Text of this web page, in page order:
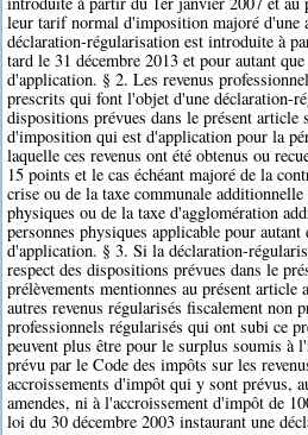
leur tarif normal d'imposition majoré d'une
déclaration-régularisation est introduite à
tard le 31 décembre 2013 et pour autant
d'application. § 2. Les revenus
prescrits qui font l'objet d'une déclaration-
dispositions prévues dans le présent
d'imposition qui est d'application pour la
laquelle ces revenus ont été obtenus ou
15 points et le cas échéant majoré de la
crise ou de la taxe communale
physiques ou de la taxe d'agglomération
personnes physiques applicable pour
d'application. § 3. Si la déclaration-
respect des dispositions prévues dans le
prélèvements mentionnes au présent article
autres revenus régularisés fiscalement non
professionnels régularisés qui ont subi ce
peuvent plus être pour le surplus soumis à
prévu par le Code des impôts sur les
accroissements d'impôt qui y sont prévus,
amendes, ni à l'accroissement d'impôt de
loi du 30 décembre 2003 instaurant une